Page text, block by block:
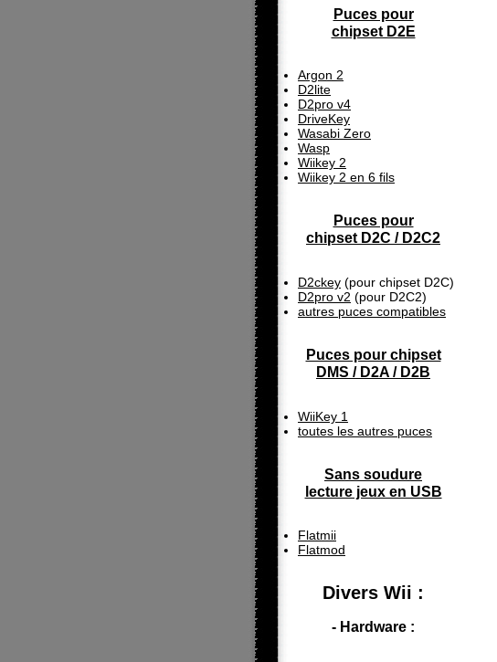
Puces pour
chipset D2E
Argon 2
D2lite
D2pro v4
DriveKey
Wasabi Zero
Wasp
Wiikey 2
Wiikey 2 en 6 fils
Puces pour
chipset D2C / D2C2
D2ckey (pour chipset D2C)
D2pro v2 (pour D2C2)
autres puces compatibles
Puces pour chipset
DMS / D2A / D2B
WiiKey 1
toutes les autres puces
Sans soudure
lecture jeux en USB
Flatmii
Flatmod
Divers Wii :
- Hardware :